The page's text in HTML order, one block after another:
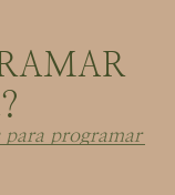
para programar